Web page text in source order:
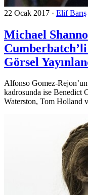
22 Ocak 2017 · Elif Barış
Michael
Görsel
Alfonso Gomez-
kadrosunda ise Benedict
Waterston, Tom Holland